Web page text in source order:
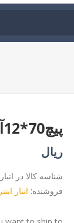
پیچ70*12آلن میلی خشکه
ریال
شناسه کالا در
فروشنده: انبار